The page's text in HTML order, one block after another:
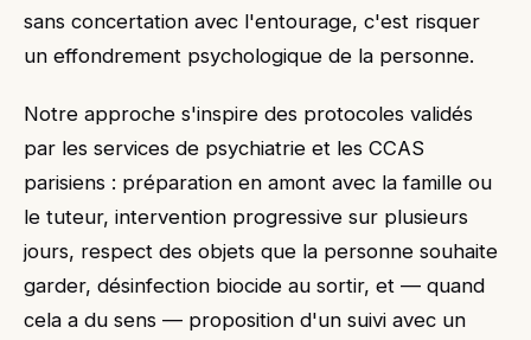
sans concertation avec l'entourage, c'est risquer
un effondrement psychologique de la personne.
Notre approche s'inspire des protocoles validés
par les services de psychiatrie et les CCAS
parisiens : préparation en amont avec la famille ou
le tuteur, intervention progressive sur plusieurs
jours, respect des objets que la personne souhaite
garder, désinfection biocide au sortir, et — quand
cela a du sens — proposition d'un suivi avec un